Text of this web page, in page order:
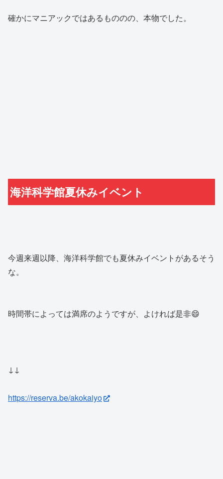
確かにマニアックではあるもののの、本物でした。
海洋科学館夏休みイベント
今週来週以降、海洋科学館でも夏休みイベントがあるそう
な。
時間帯によっては満席のようですが、よければ是非😄
↓↓
https://reserva.be/akokaiyo